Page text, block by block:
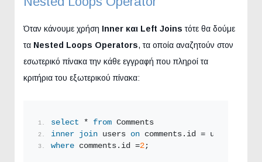
Όταν κάνουμε χρήση Inner και Left Joinsτότε θα δούμε
τα Nested Loops Operators, τα οποία αναζητούν στον
εσωτερικό πίνακα την κάθε εγγραφή που πληροί τα
κριτήρια του εξωτερικού πίνακα:
select * from Comments
inner join users on comments.id = users.id
where comments.id =2 ;